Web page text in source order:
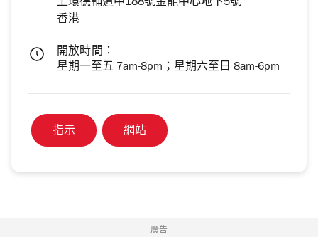
上環德輔道中188號金龍中心地下5號
香港
開放時間：
星期一至五 7am-8pm；星期六至日 8am-6pm
指示 網站
廣告